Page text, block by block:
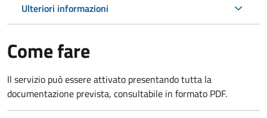
Ulteriori informazioni
Come fare
Il servizio può essere attivato presentando tutta la
documentazione prevista, consultabile in formato PDF.